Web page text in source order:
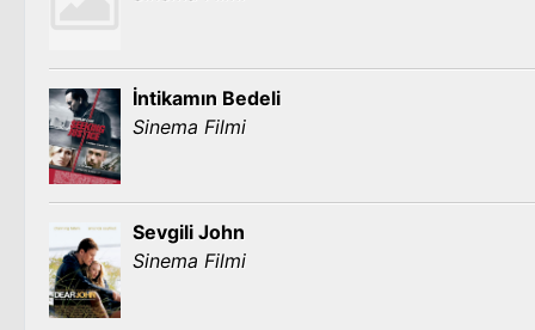
İntikamın Bedeli
Sinema Filmi
Sevgili John
Sinema Filmi